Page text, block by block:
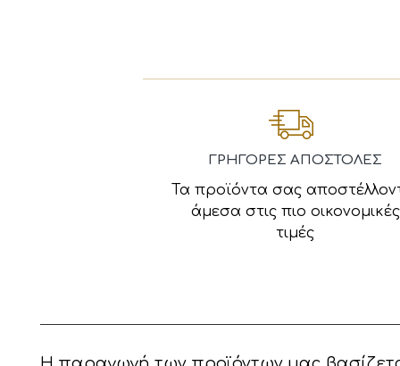
ΓΡΗΓΟΡΕΣ ΑΠΟΣΤΟΛΕΣ
Τα προϊόντα σας
άμεσα στις πιο οικονομικές
τιμές